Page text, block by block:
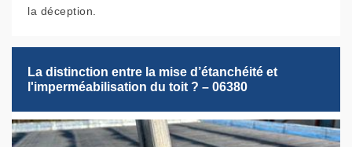
la déception.
La distinction entre la mise d’étanchéité et
l'imperméabilisation du toit ? – 06380